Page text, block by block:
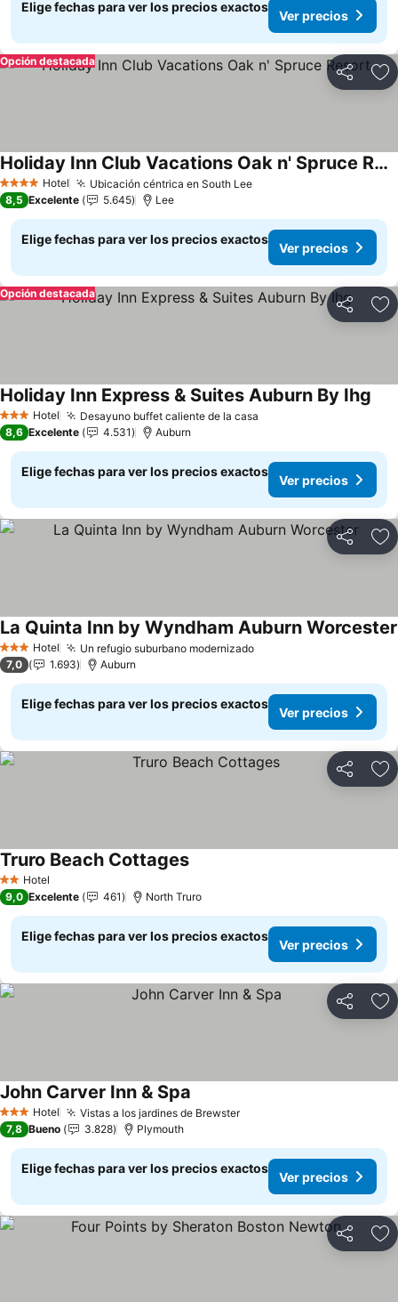
Elige fechas para ver los precios exactos
Ver precios
Compartir
Opción destacada
4 EstrellasHotel Ubicación céntrica en South LeeVer precios
Holiday Inn Club Vacations Oak n' Spruce Resort
Ver precios
8,5 Excelente 5.645 Lee
Elige fechas para ver los precios exactos
Ver precios
Compartir
Opción destacada
3 Estrellas
Hotel Desayuno buffet caliente de la casa
Holiday Inn Express & Suites Auburn By Ihg
8,6 Excelente 4.531 Auburn
Elige fechas para ver los precios exactos
Ver precios
Compartir
3 Estrellas
Hotel Un refugio suburbano modernizadoVer precios
La Quinta Inn by Wyndham Auburn Worcester
7,0 1.693 Auburn
Elige fechas para ver los precios exactos
Ver precios
Compartir
2 Estrellas
Hotel
Truro Beach CottagesVer precios
9,0 Excelente 461 North Truro
Elige fechas para ver los precios exactos
Ver precios
Compartir
3 Estrellas
Hotel Vistas a los jardines de BrewsterVer precios
John Carver Inn & Spa
7,8 Bueno 3.828 Plymouth
Elige fechas para ver los precios exactos
Ver precios
Compartir